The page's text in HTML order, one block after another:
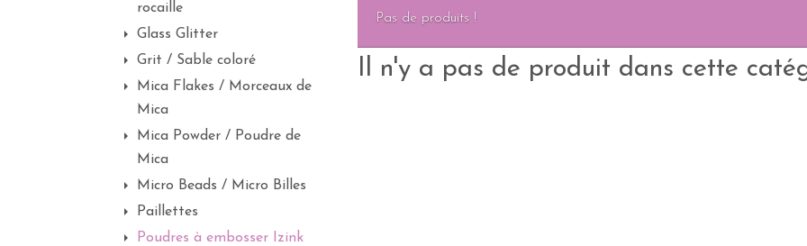
Pas de produits !
Il n'y a pas de produit dans cette
rocaille
Glass Glitter
Grit / Sable coloré
Mica Flakes / Morceaux de
Mica
Mica Powder / Poudre de
Mica
Micro Beads / Micro Billes
Paillettes
Poudres à embosser Izink